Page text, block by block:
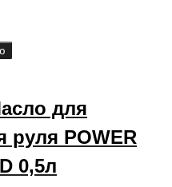
для
руля POWER
0,5л